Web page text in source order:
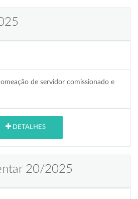
de servidor comissionado e
DETALHES
20/2025